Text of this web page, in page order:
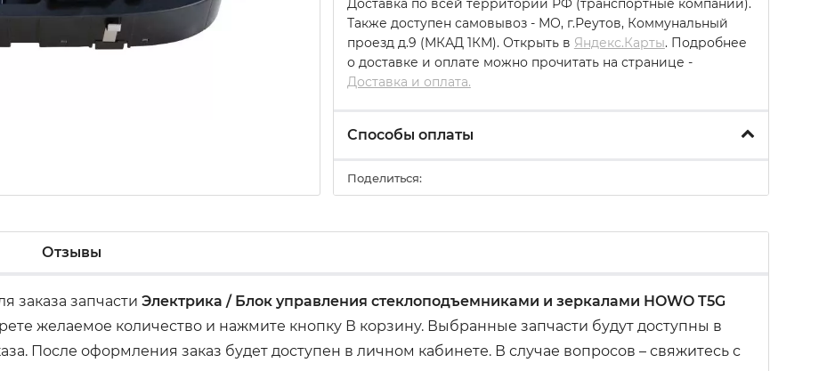
Доставка по всей территории РФ (транспортные компании).
Также доступен самовывоз - МО, г.Реутов, Коммунальный
проезд д.9 (МКАД 1КМ). Открыть в Яндекс.Карты. Подробнее
о доставке и оплате можно прочитать на странице -
Доставка и оплата.
Способы оплаты
Поделиться:
Отзывы
заказа запчасти Электрика / Блок управления стеклоподъемниками и зеркалами HOWO T5G
желаемое количество и нажмите кнопку В корзину. Выбранные запчасти будут доступны в
После оформления заказ будет доступен в личном кабинете. В случае вопросов – свяжитесь с